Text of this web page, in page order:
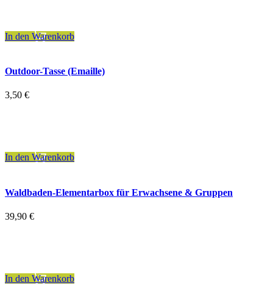
In den Warenkorb
Outdoor-Tasse (Emaille)
3,50 €
In den Warenkorb
Waldbaden-Elementarbox für Erwachsene & Gruppen
39,90 €
In den Warenkorb